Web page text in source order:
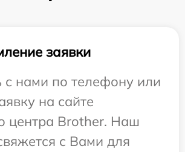
заявки
с нами по телефону или
на сайте
центра Brother. Наш
с Вами для